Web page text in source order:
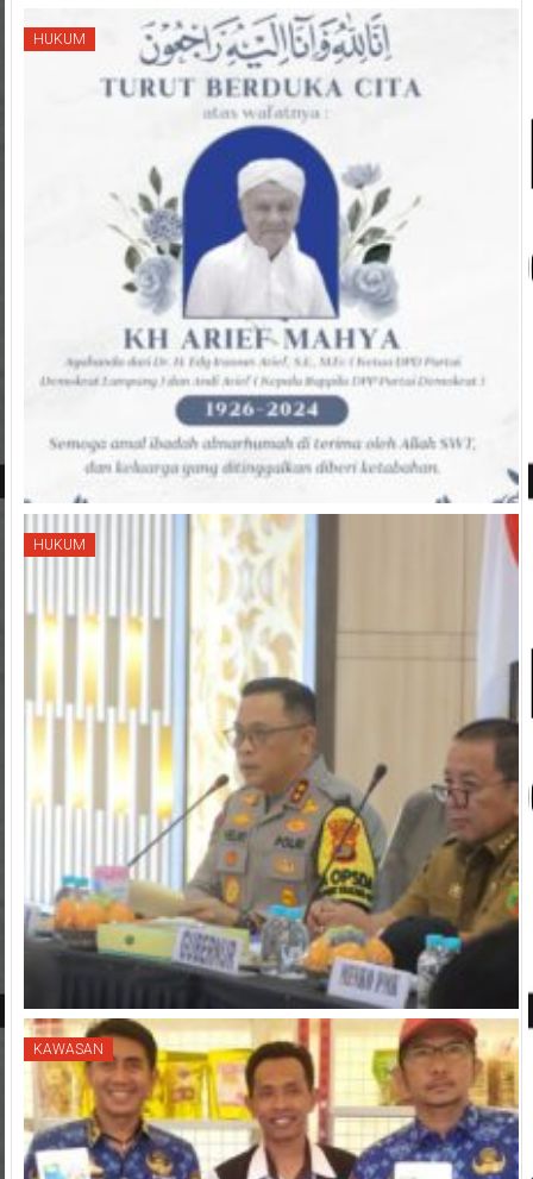
HUKUM
HUKUM
KAWASAN